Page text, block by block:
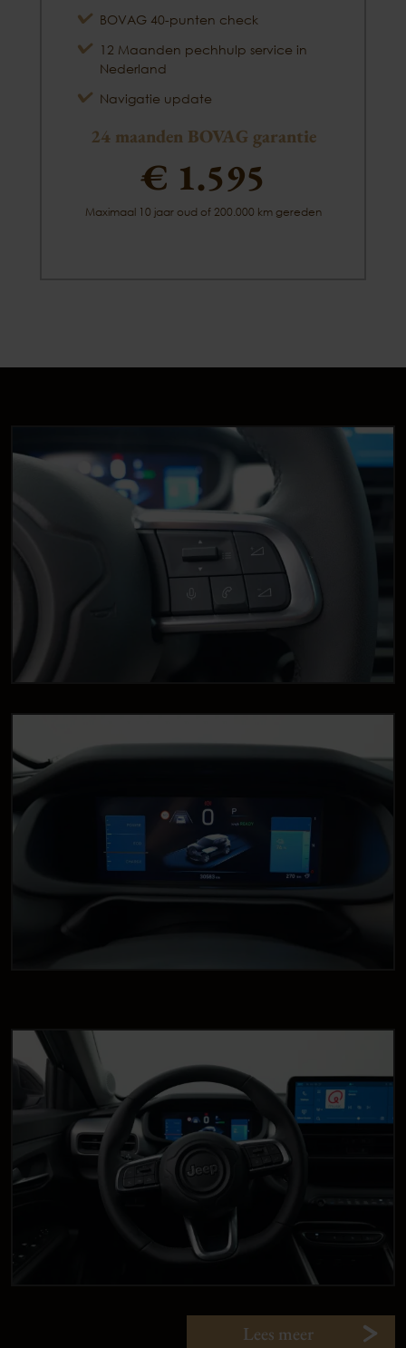
BOVAG 40-punten check
12 Maanden pechhulp service in
Nederland
Navigatie update
24 maanden BOVAG garantie
€ 1.595
Maximaal 10 jaar oud of 200.000 km gereden
Lees meer